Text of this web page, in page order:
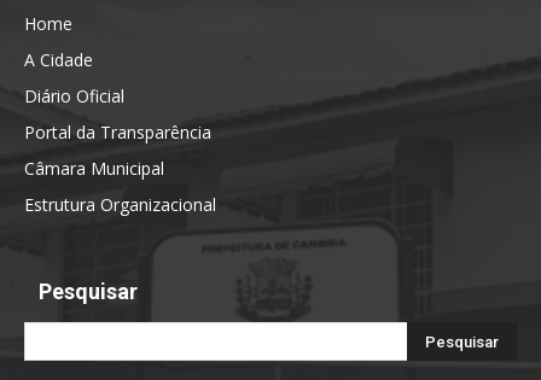
Home
A Cidade
Diário Oficial
Portal da Transparência
Câmara Municipal
Estrutura Organizacional
Pesquisar